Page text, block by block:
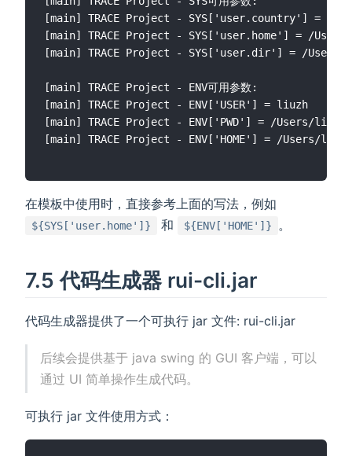
[main] TRACE Project - SYS['user.country'] = CN
[main] TRACE Project - SYS['user.home'] = /
[main] TRACE Project - SYS['user.dir'] = /
[main] TRACE Project - ENV可用参数:
[main] TRACE Project - ENV['USER'] = liuzh
[main] TRACE Project - ENV['PWD'] = /Users/
在模板中使用时，直接参考上面的写法，例如
${SYS['user.home']} 和 ${ENV['HOME']} 。
7.5 代码生成器 rui-cli.jar
代码生成器提供了一个可执行 jar 文件: rui-cli.jar
后续会提供基于 java swing 的 GUI 客户端，可以
通过 UI 简单操作生成代码。
可执行 jar 文件使用方式：